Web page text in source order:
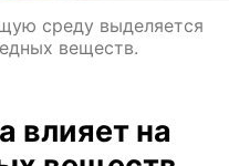
среду выделяется
веществ.
влияет на